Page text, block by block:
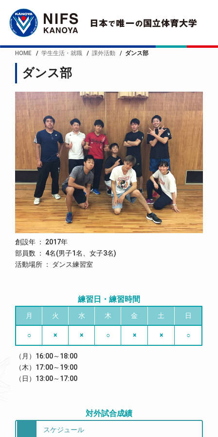
HOME 学生生活・就職 課外活動 ダンス部
ダンス部
創設年 ： 2017年
部員数 ： 4名(男子1名、女子3名)
活動場所 ： ダンス練習室
練習日・練習時間
月 火 水 木 金 土 日
○ × × ○ × × ○
（月）16:00～18:00
（木）17:00～19:00
（日）13:00～17:00
対外試合成績
スケジュール